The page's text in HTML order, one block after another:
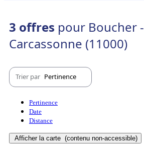
3 offres pour Boucher -
Carcassonne (11000)
Trier par Pertinence
Pertinence
Date
Distance
Afficher la carte (contenu non-accessible)